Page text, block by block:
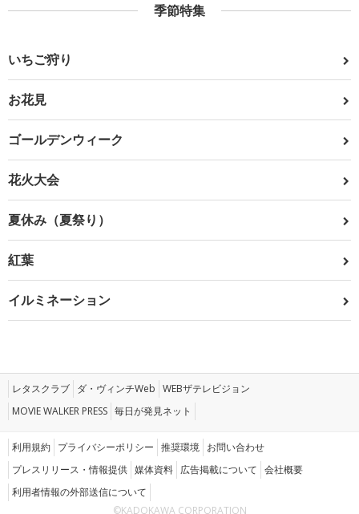
季節特集
いちご狩り
お花見
ゴールデンウィーク
花火大会
夏休み（夏祭り）
紅葉
イルミネーション
レタスクラブ ダ・ヴィンチWeb WEBザテレビジョン
MOVIE WALKER PRESS 毎日が発見ネット
利用規約 プライバシーポリシー 推奨環境 お問い合わせ
プレスリリース・情報提供 媒体資料 広告掲載について 会社概要
利用者情報の外部送信について
©KADOKAWA CORPORATION